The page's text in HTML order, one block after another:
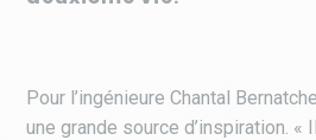
Pour l’ingénieure Chantal
une grande source d’inspiration. «